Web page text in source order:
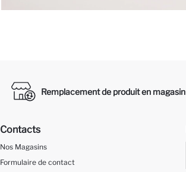
Remplacement de produit en magasin
Contacts
Nos Magasins
Formulaire de contact